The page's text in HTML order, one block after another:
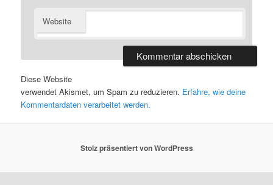
Website
Diese Website
verwendet Akismet, um Spam zu reduzieren. Erfahre, wie deine
Kommentardaten verarbeitet werden.
Stolz präsentiert von WordPress